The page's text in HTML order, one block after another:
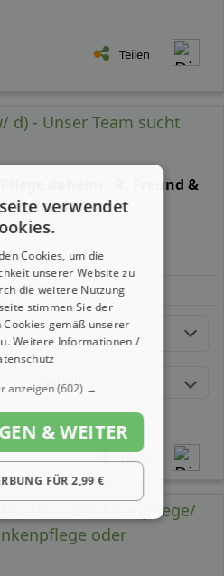
Teilen
d) - Unser Team sucht
Pflege daheim - R. Freund &
GbR
Gehalt
Teilen
in der Altenpflege/
oder
verwendet
Cookies, um die
unserer Website zu
die weitere Nutzung
stimmen Sie der
Cookies gemäß unserer
Weitere Informationen /
anzeigen(602) →
& WEITER
FÜR 2,99 €